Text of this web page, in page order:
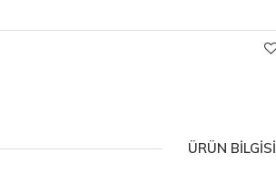
ÜRÜN BILGISI